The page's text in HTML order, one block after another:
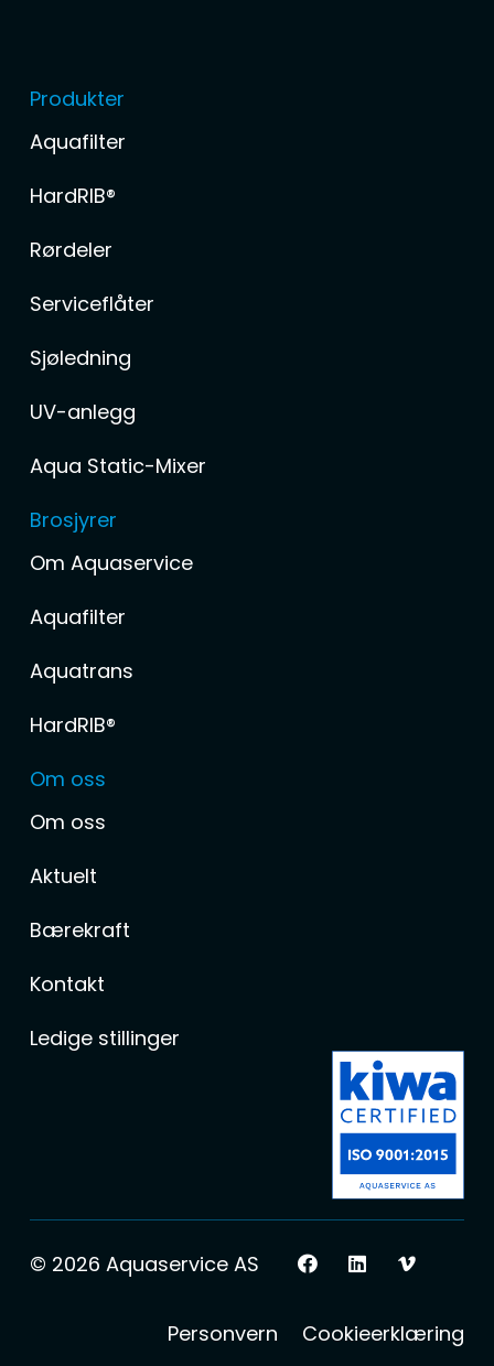
Produkter
Aquafilter
HardRIB®
Rørdeler
Serviceflåter
Sjøledning
UV-anlegg
Aqua Static-Mixer
Brosjyrer
Om Aquaservice
Aquafilter
Aquatrans
HardRIB®
Om oss
Om oss
Aktuelt
Bærekraft
Kontakt
Ledige stillinger
© 2026 Aquaservice AS
Personvern Cookieerklæring